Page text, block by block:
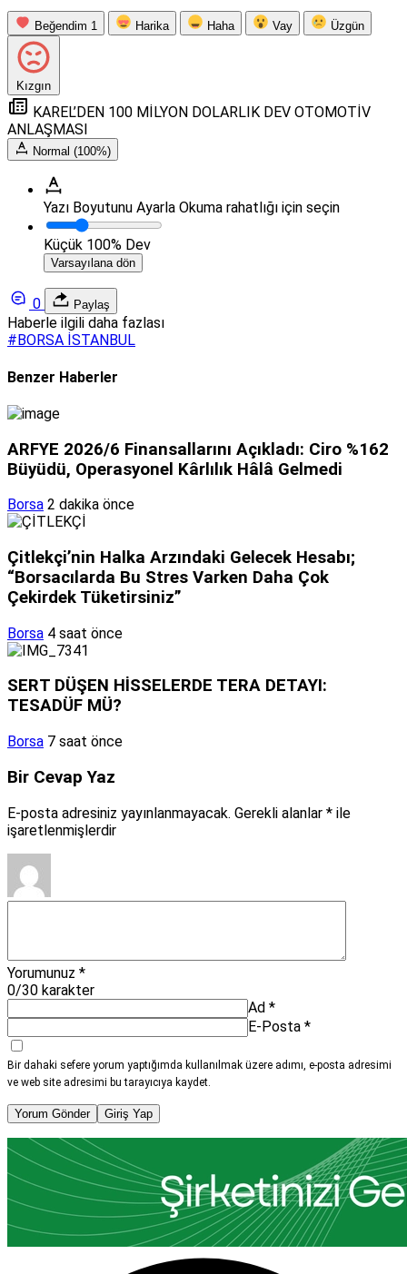
Beğendim 1 Harika Haha Vay Üzgün
Kızgın
KAREL’DEN 100 MİLYON DOLARLIK DEV OTOMOTİV
ANLAŞMASI
Normal (100%)
Yazı Boyutunu Ayarla Okuma rahatlığı için seçin
Küçük 100% Dev
Varsayılana dön
0 Paylaş
Haberle ilgili daha fazlası
# BORSA İSTANBUL
Benzer Haberler
ARFYE 2026/6 Finansallarını Açıkladı: Ciro %162
Büyüdü, Operasyonel Kârlılık Hâlâ Gelmedi
Borsa 2 dakika önce
Çitlekçi’nin Halka Arzındaki Gelecek Hesabı;
“Borsacılarda Bu Stres Varken Daha Çok
Çekirdek Tüketirsiniz”
Borsa 4 saat önce
SERT DÜŞEN HİSSELERDE TERA DETAYI:
TESADÜF MÜ?
Borsa 7 saat önce
Bir Cevap Yaz
E-posta adresiniz yayınlanmayacak. Gerekli alanlar * ile
işaretlenmişlerdir
Yorumunuz *
0/30 karakter
Ad *
E-Posta *
Bir dahaki sefere yorum yaptığımda kullanılmak üzere adımı, e-posta adresimi
ve web site adresimi bu tarayıcıya kaydet.
Yorum Gönder Giriş Yap